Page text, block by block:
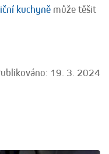
kuchyně může těšit
19. 3. 2024